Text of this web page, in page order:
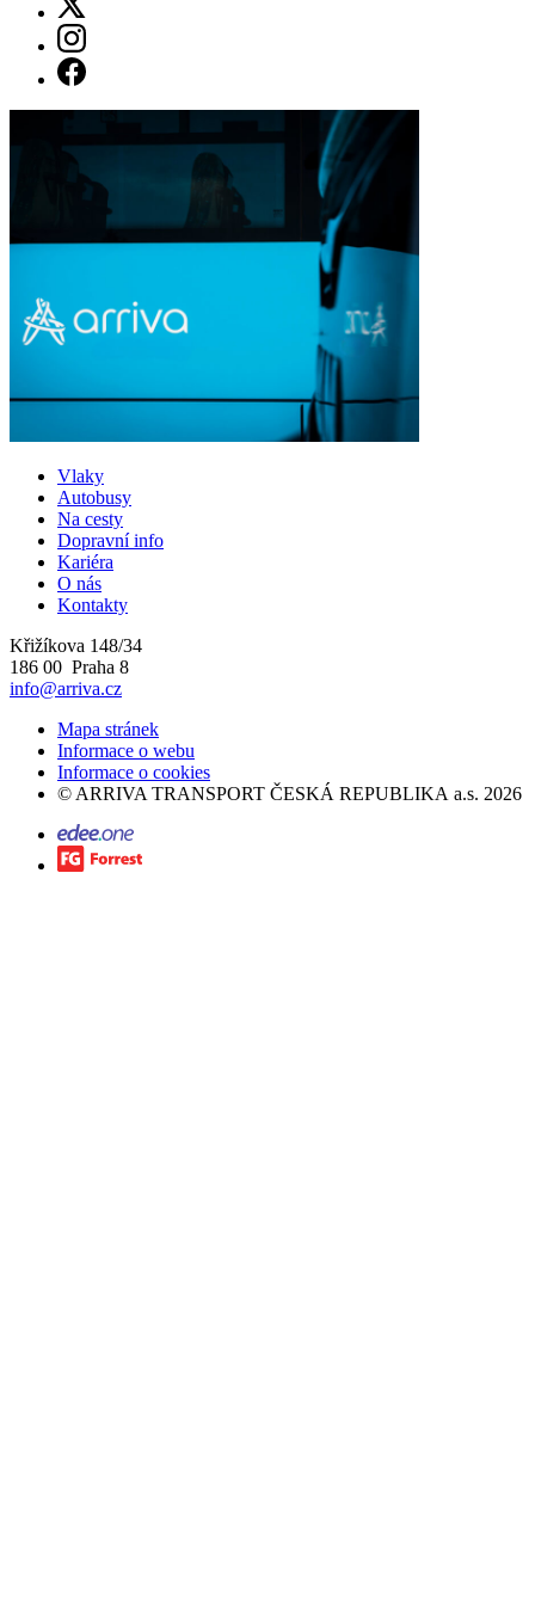
Vlaky
Autobusy
Na cesty
Dopravní info
Kariéra
O nás
Kontakty
Křižíkova 148/34
186 00 Praha 8
info@arriva.cz
Mapa stránek
Informace o webu
Informace o cookies
© ARRIVA TRANSPORT ČESKÁ REPUBLIKA a.s. 2026